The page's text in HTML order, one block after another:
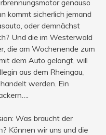
genauso
kommt sicherlich jemand
oder demnächst
Und die im Westerwald
die am Wochenende zum
dem Auto gelangt, will
aus dem Rheingau,
werden. Ein
Was braucht der
Können wir uns und die